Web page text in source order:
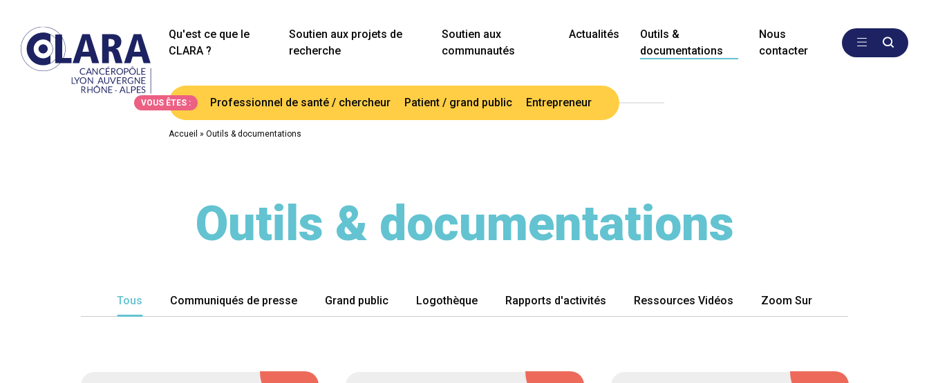
Qu'est ce que le
CLARA ?
Soutien aux projets de
recherche
Soutien aux
communautés
Actualités
Outils &
documentations
Nous
contacter
VOUS ÊTES : Professionnel de santé / chercheur Patient / grand public Entrepreneur
Accueil » Outils & documentations
Outils & documentations
Tous Communiqués de presse Grand public Logothèque Rapports d'activités Ressources Vidéos Zoom Sur